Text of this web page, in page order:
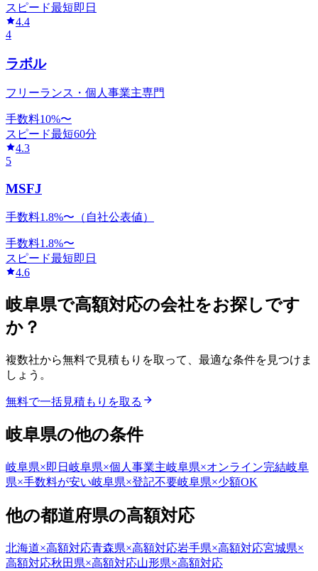
スピード最短即日
4.4
4
ラボル
フリーランス・個人事業主専門
手数料10%〜
スピード最短60分
4.3
5
MSFJ
手数料1.8%〜（自社公表値）
手数料1.8%〜
スピード最短即日
4.6
岐阜県で高額対応の会社をお探しです
か？
複数社から無料で見積もりを取って、最適な条件を見つけま
しょう。
無料で一括見積もりを取る
岐阜県の他の条件
岐阜県×即日 岐阜県×個人事業主岐阜県×オンライン完結岐阜
県×手数料が安い岐阜県×登記不要岐阜県×少額OK
他の都道府県の高額対応
北海道×高額対応青森県×高額対応岩手県×高額対応宮城県×
高額対応秋田県×高額対応山形県×高額対応